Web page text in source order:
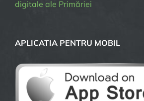
digitale ale Primăriei
APLICATIA PENTRU MOBIL